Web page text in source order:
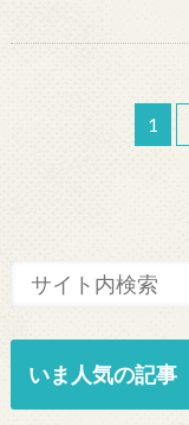
1
いま人気の記事